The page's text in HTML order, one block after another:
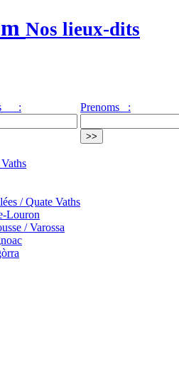
Nos lieux-dits
: Prenoms :
/ Quate Vaths
Louron
/ Varossa